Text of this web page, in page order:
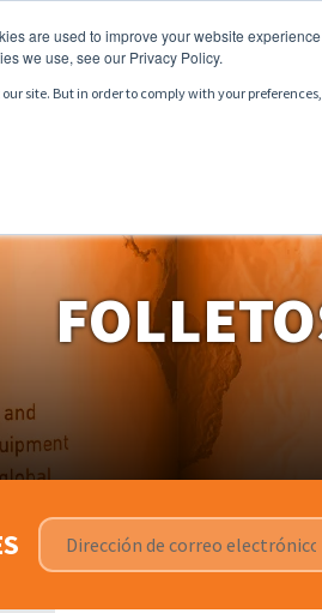
are used to improve your website
we use, see our Privacy Policy.
site. But in order to comply with your